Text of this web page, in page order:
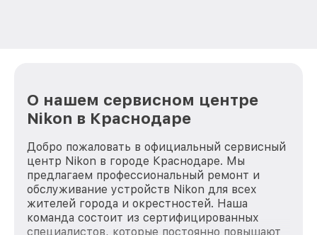
О нашем сервисном центре
Nikon в Краснодаре
Добро пожаловать в официальный сервисный
центр Nikon в городе Краснодаре. Мы
предлагаем профессиональный ремонт и
обслуживание устройств Nikon для всех
жителей города и окрестностей. Наша
команда состоит из сертифицированных
специалистов, которые постоянно повышают